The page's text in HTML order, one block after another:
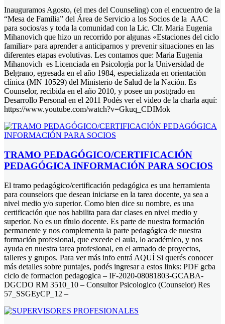
Inauguramos Agosto, (el mes del Counseling) con el encuentro de la
“Mesa de Familia” del Área de Servicio a los Socios de la AAC
para socios/as y toda la comunidad con la Lic. Clr. Maria Eugenia
Mihanovich que hizo un recorrido por algunas «Estaciones del ciclo
familiar» para aprender a anticiparnos y prevenir situaciones en las
diferentes etapas evolutivas. Les contamos que: Maria Eugenia
Mihanovich es Licenciada en Psicologìa por la Universidad de
Belgrano, egresada en el año 1984, especializada en orientaciòn
clínica (MN 10529) del Ministerio de Salud de la Nación. Es
Counselor, recibida en el año 2010, y posee un postgrado en
Desarrollo Personal en el 2011 Podés ver el video de la charla aquí:
https://www.youtube.com/watch?v=Gkuq_CDIMok
TRAMO PEDAGÓGICO/CERTIFICACIÓN
PEDAGÓGICA INFORMACIÓN PARA SOCIOS
El tramo pedagógico/certificación pedagógica es una herramienta
para counselors que desean iniciarse en la tarea docente, ya sea a
nivel medio y/o superior. Como bien dice su nombre, es una
certificación que nos habilita para dar clases en nivel medio y
superior. No es un título docente. Es parte de nuestra formación
permanente y nos complementa la parte pedagógica de nuestra
formación profesional, que excede el aula, lo académico, y nos
ayuda en nuestra tarea profesional, en el armado de proyectos,
talleres y grupos. Para ver más info entrá AQUÍ Si querés conocer
más detalles sobre puntajes, podés ingresar a estos links: PDF gcba
ciclo de formacion pedagogica – IF-2020-08081803-GCABA-
DGCDO RM 3510_10 – Consultor Psicologico (Counselor) Res
57_SSGEyCP_12 –